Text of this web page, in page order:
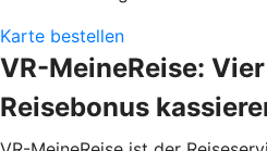
Karte bestellen
VR-MeineReise:
Reisebonus